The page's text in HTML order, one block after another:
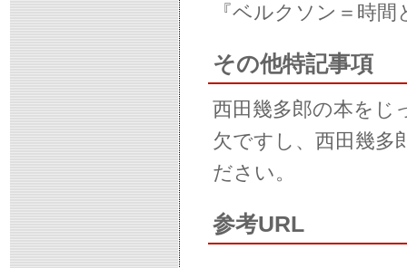
『ベルクソン＝時
その他特記事項
西田幾多郎の本をじ
欠ですし、西田幾多
ださい。
参考URL